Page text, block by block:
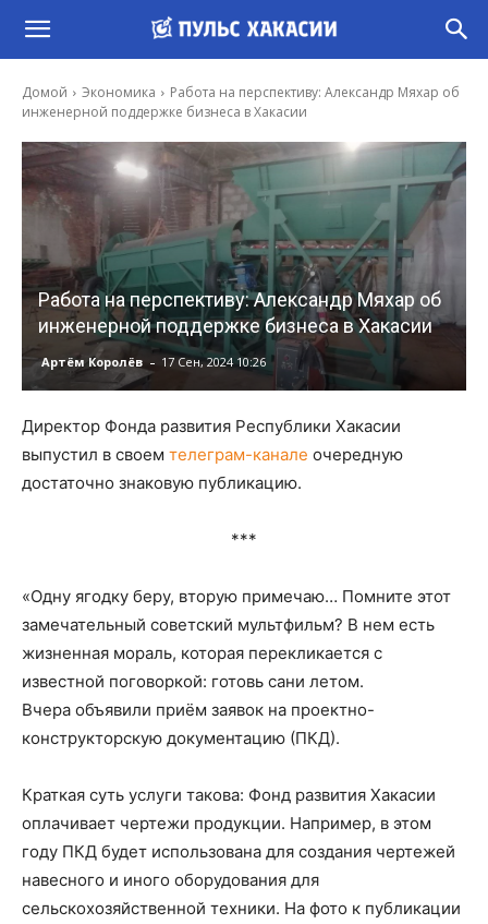
Домой Экономика
Работа на перспективу: Александр Мяхар об
инженерной поддержке бизнеса в Хакасии
Работа на перспективу: Александр Мяхар об
инженерной поддержке бизнеса в Хакасии
Артём Королёв - 17 Сен, 2024 10:26
Директор Фонда развития Республики Хакасии
выпустил в своем телеграм-канале очередную
достаточно знаковую публикацию.
***
«Одну ягодку беру, вторую примечаю… Помните этот
замечательный советский мультфильм? В нем есть
жизненная мораль, которая перекликается с
известной поговоркой: готовь сани летом.
Вчера объявили приём заявок на проектно-
конструкторскую документацию (ПКД).
Краткая суть услуги такова: Фонд развития Хакасии
оплачивает чертежи продукции. Например, в этом
году ПКД будет использована для создания чертежей
навесного и иного оборудования для
сельскохозяйственной техники. На фото к публикации